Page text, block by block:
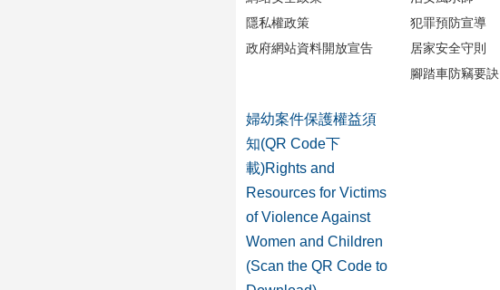
隱私權政策
政府網站資料開放宣告
犯罪預防宣導
居家安全守則
腳踏車防竊要訣
婦幼案件保護權益須
知(QR Code下
載)Rights and
Resources for Victims
of Violence Against
Women and Children
(Scan the QR Code to